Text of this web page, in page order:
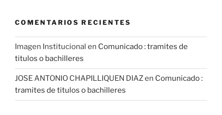
COMENTARIOS RECIENTES
Imagen Institucional en Comunicado : tramites de
titulos o bachilleres
JOSE ANTONIO CHAPILLIQUEN DIAZen Comunicado :
tramites de titulos o bachilleres